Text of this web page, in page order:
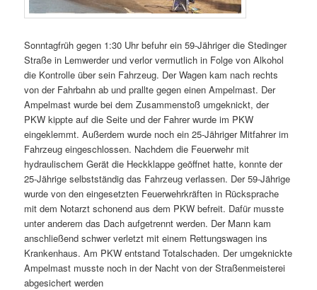
Sonntagfrüh gegen 1:30 Uhr befuhr ein 59-Jähriger die Stedinger
Straße in Lemwerder und verlor vermutlich in Folge von Alkohol
die Kontrolle über sein Fahrzeug. Der Wagen kam nach rechts
von der Fahrbahn ab und prallte gegen einen Ampelmast. Der
Ampelmast wurde bei dem Zusammenstoß umgeknickt, der
PKW kippte auf die Seite und der Fahrer wurde im PKW
eingeklemmt. Außerdem wurde noch ein 25-Jähriger Mitfahrer im
Fahrzeug eingeschlossen. Nachdem die Feuerwehr mit
hydraulischem Gerät die Heckklappe geöffnet hatte, konnte der
25-Jährige selbstständig das Fahrzeug verlassen. Der 59-Jährige
wurde von den eingesetzten Feuerwehrkräften in Rücksprache
mit dem Notarzt schonend aus dem PKW befreit. Dafür musste
unter anderem das Dach aufgetrennt werden. Der Mann kam
anschließend schwer verletzt mit einem Rettungswagen ins
Krankenhaus. Am PKW entstand Totalschaden. Der umgeknickte
Ampelmast musste noch in der Nacht von der Straßenmeisterei
abgesichert werden